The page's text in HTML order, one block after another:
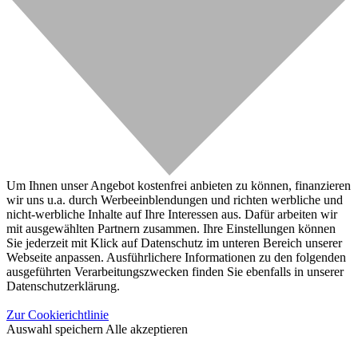
Um Ihnen unser Angebot kostenfrei anbieten zu können, finanzieren
wir uns u.a. durch Werbeeinblendungen und richten werbliche und
nicht-werbliche Inhalte auf Ihre Interessen aus. Dafür arbeiten wir
mit ausgewählten Partnern zusammen. Ihre Einstellungen können
Sie jederzeit mit Klick auf Datenschutz im unteren Bereich unserer
Webseite anpassen. Ausführlichere Informationen zu den folgenden
ausgeführten Verarbeitungszwecken finden Sie ebenfalls in unserer
Datenschutzerklärung.
Zur Cookierichtlinie
Auswahl speichern Alle akzeptieren